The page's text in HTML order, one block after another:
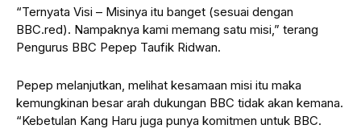
“Ternyata Visi – Misinya itu banget (sesuai dengan
BBC.red). Nampaknya kami memang satu misi,” terang
Pengurus BBC Pepep Taufik Ridwan.
Pepep melanjutkan, melihat kesamaan misi itu maka
kemungkinan besar arah dukungan BBC tidak akan kemana.
“Kebetulan Kang Haru juga punya komitmen untuk BBC.